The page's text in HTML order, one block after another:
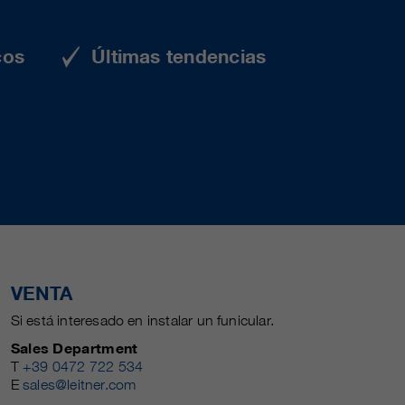
Últimas tendencias
VENTA
Si está interesado en instalar un funicular.
Sales Department
T +39 0472 722 534
Esales@leitner.com